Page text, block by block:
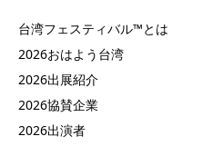
台湾フェスティバル™とは
2026おはよう台湾
2026出展紹介
2026協賛企業
2026出演者